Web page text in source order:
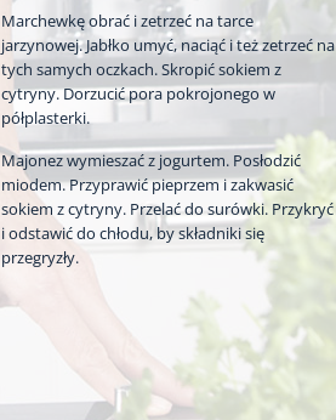
Marchewkę obrać i zetrzeć na tarce
jarzynowej. Jabłko umyć, naciąć i też zetrzeć na
tych samych oczkach. Skropić sokiem z
cytryny. Dorzucić pora pokrojonego w
półplasterki.
Majonez wymieszać z jogurtem. Posłodzić
miodem. Przyprawić pieprzem i zakwasić
sokiem z cytryny. Przelać do surówki. Przykryć
i odstawić do chłodu, by składniki się
przegryzły.